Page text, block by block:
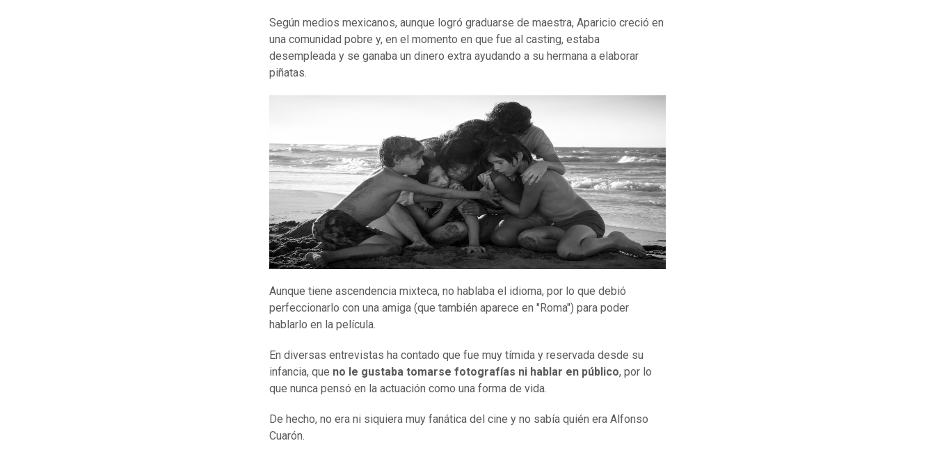
Según medios mexicanos, aunque logró graduarse de maestra, Aparicio creció en
una comunidad pobre y, en el momento en que fue al casting, estaba
desempleada y se ganaba un dinero extra ayudando a su hermana a elaborar
piñatas.
Aunque tiene ascendencia mixteca, no hablaba el idioma, por lo que debió
perfeccionarlo con una amiga (que también aparece en "Roma") para poder
hablarlo en la película.
En diversas entrevistas ha contado que fue muy tímida y reservada desde su
infancia, que no le gustaba tomarse fotografías ni hablar en público, por lo
que nunca pensó en la actuación como una forma de vida.
De hecho, no era ni siquiera muy fanática del cine y no sabía quién era Alfonso
Cuarón.